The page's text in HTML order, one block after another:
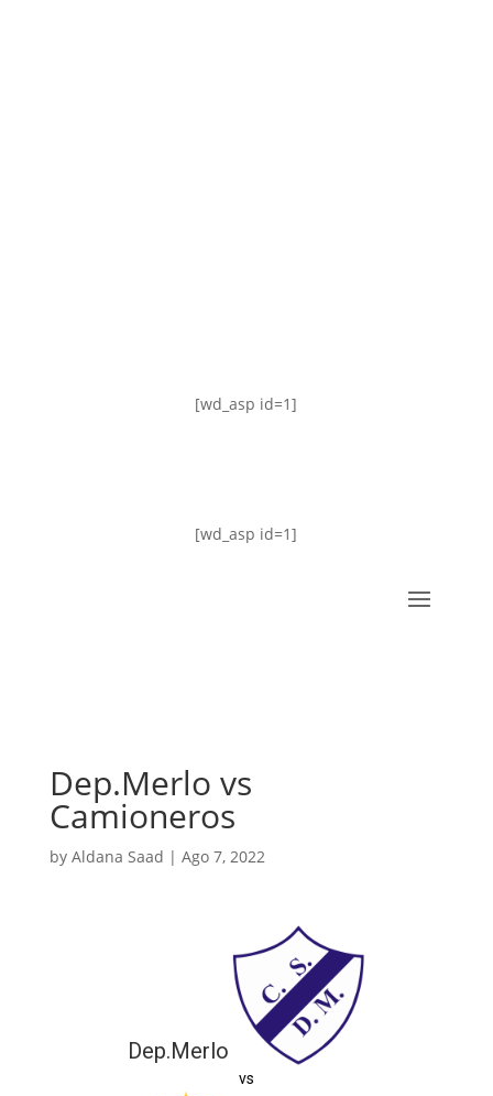
[wd_asp id=1]
[wd_asp id=1]
Dep.Merlo vs
Camioneros
by Aldana Saad | Ago 7, 2022
Dep.Merlo
vs